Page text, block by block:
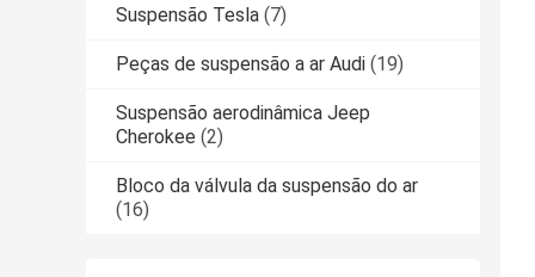
Suspensão Tesla (7)
Peças de suspensão a ar Audi (19)
Suspensão aerodinâmica Jeep
Cherokee (2)
Bloco da válvula da suspensão do ar
(16)